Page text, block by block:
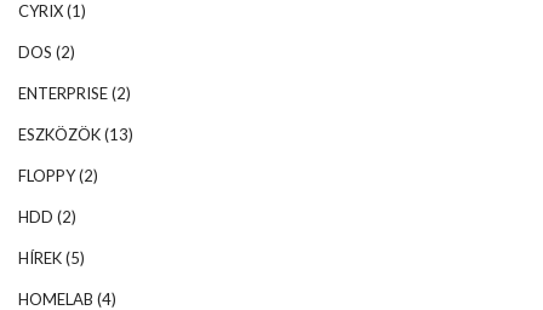
CYRIX(1)
DOS (2)
ENTERPRISE(2)
ESZKÖZÖK(13)
FLOPPY(2)
HDD (2)
HÍREK(5)
HOMELAB (4)